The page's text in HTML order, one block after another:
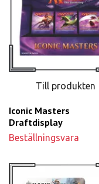
Till produkten
Iconic Masters
Draftdisplay
Beställningsvara